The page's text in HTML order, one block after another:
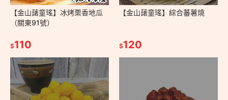
【金山藷童瑤】冰烤栗香地瓜
（關東91號）
$110
【金山藷童瑤】綜合蕃薯燒
$120